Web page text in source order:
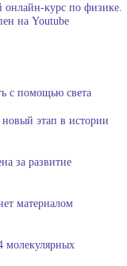
онлайн-курс по физике.
на Youtube
с помощью света
этап в истории
за развитие
материалом
молекулярных